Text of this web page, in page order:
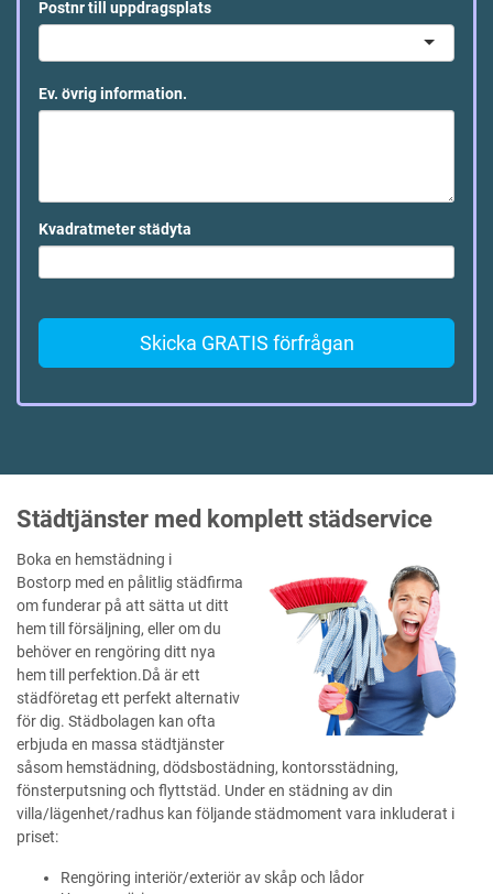
Postnr till uppdragsplats
Ev. övrig information.
Kvadratmeter städyta
Skicka GRATIS förfrågan
Städtjänster med komplett städservice
Boka en hemstädning i
Bostorp med en pålitlig städfirma
om funderar på att sätta ut ditt
hem till försäljning, eller om du
behöver en rengöring ditt nya
hem till perfektion.Då är ett
städföretag ett perfekt alternativ
för dig. Städbolagen kan ofta
erbjuda en massa städtjänster
såsom hemstädning, dödsbostädning, kontorsstädning,
fönsterputsning och flyttstäd. Under en städning av din
villa/lägenhet/radhus kan följande städmoment vara inkluderat i
priset:
Rengöring interiör/exteriör av skåp och lådor